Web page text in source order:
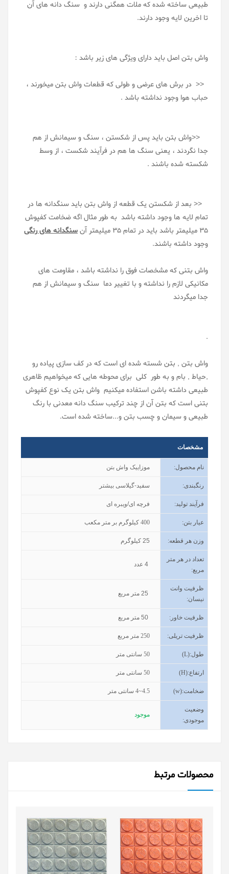
طبیعی ساخته شده که ملات همگنی دارند و سنگ دانه های آن
تا اخرین لایه وجود دارند.
واش بتن اصل باید دارای ویژگی های زیر باشد :
<< در برش های عرضی و طولی که قطعات واش بتن میخورند ،
حباب هوا وجود نداشته باشد .
<<واش بتن باید پس از شکستن ، سنگ و سیمانش از هم
جدا نگردند ، یعنی سنگ ها هم در فرآیند شکست ، از وسط
شکسته شده باشند .
<< بعد از شکستن یک قطعه از واش بتن باید سنگدانه ها در
تمام لایه ها وجود داشته باشد به طور مثال اگه ضخامت کفپوش
35 میلیمتر باشد باید در تمام 35 میلیمتر آن
سنگدانه های رنگی
وجود داشته باشند.
واش بتنی که مشخصات فوق را نداشته باشد ، مقاومت های
مکانیکی لازم را نداشته و با تغییر دما سنگ و سیمانش از هم
جدا میگردند
.
واش بتن , بتن شسته شده ای است که در کف سازی پیاده رو
,حیاط , بام و به طور کلی برای محوطه هایی که میخواهیم ظاهری
طبیعی داشته باشن استفاده میکنیم واش بتن یک نوع کفپوش
بتنی است که بتن آن از چند ترکیب سنگ دانه معدنی با رنگ
طبیعی و سیمان و چسب بتن و...ساخته شده است.
مشخصات
نام محصول: موزاییک واش بتن
رنگبندی: سفید-گیلاسی بیشتر
فرآیند تولید: فرچه ای/ویبره ای
عیار بتن:
400 کیلوگرم بر متر مکعب
وزن هر قطعه: 25 کیلوگرم
تعداد در هر متر
مربع:
4 عدد
ظرفیت وانت
نیسان:
25 متر مربع
ظرفیت خاور :
50 متر مربع
ظرفیت تریلی:
250 متر مربع
طول(L):
50 سانتی متر
ارتفاع(H):
50 سانتی متر
ضخامت(w):
4~4.5 سانتی متر
وضعیت
موجودی:
موجود
محصولات مرتبط